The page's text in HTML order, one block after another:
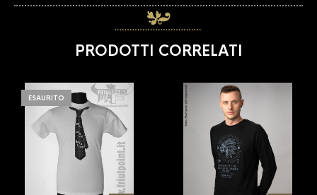
PRODOTTI CORRELATI
ESAURITO